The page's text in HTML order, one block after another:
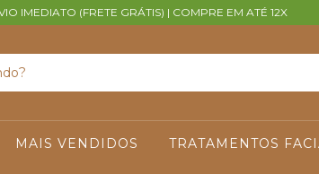
IMEDIATO (FRETE GRÁTIS) | COMPRE EM ATÉ 12X
MAIS VENDIDOS TRATAMENTOS